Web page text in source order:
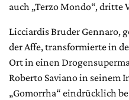
auch „Terzo Mondo“, dritte
Licciardis Bruder Gennaro,
der Affe,transformierte in
Ort in einen
Roberto Saviano in
„Gomorrha“ eindrücklich